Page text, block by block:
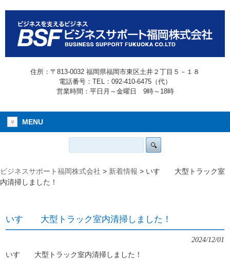
住所：〒813-0032 福岡県福岡市東区土井２丁目５－１８
電話番号：TEL：092-410-6475（代）
営業時間：平日月～金曜日 9時～18時
MENU
ビジネスサポート福岡株式会社 > 新着情報 > いすゞ 大型トラック室
内清掃しました！
いすゞ 大型トラック室内清掃しました！
2024/12/01
いすゞ 大型トラック室内清掃しました！